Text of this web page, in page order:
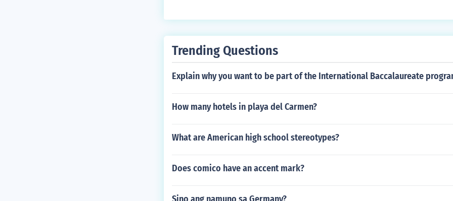
Trending Questions
Explain why you want to be part of the International Baccalaureate
How many hotels in playa del Carmen?
What are American high school stereotypes?
Does comico have an accent mark?